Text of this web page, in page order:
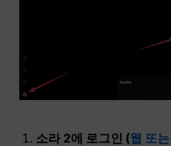
소라 2에 로그인 (웹 또